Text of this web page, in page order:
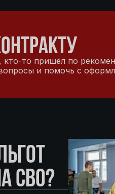
то пришёл по
и помочь с
СВО?